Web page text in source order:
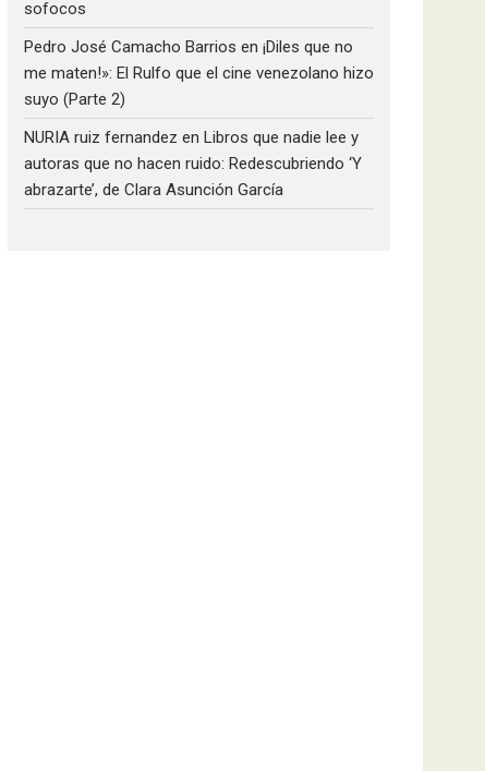
sofocos
Pedro José Camacho Barrios en ¡Diles que no
me maten!»: El Rulfo que el cine venezolano hizo
suyo (Parte 2)
NURIA ruiz fernandez en Libros que nadie lee y
autoras que no hacen ruido: Redescubriendo ‘Y
abrazarte’, de Clara Asunción García